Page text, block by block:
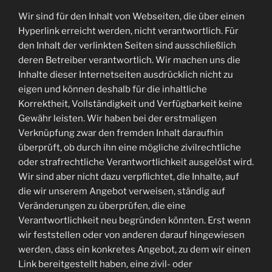
Wir sind für den Inhalt von Webseiten, die über einen
Hyperlink erreicht werden, nicht verantwortlich. Für
den Inhalt der verlinkten Seiten sind ausschließlich
deren Betreiber verantwortlich. Wir machen uns die
Inhalte dieser Internetseiten ausdrücklich nicht zu
eigen und können deshalb für die inhaltliche
Korrektheit, Vollständigkeit und Verfügbarkeit keine
Gewähr leisten. Wir haben bei der erstmaligen
Verknüpfung zwar den fremden Inhalt daraufhin
überprüft, ob durch ihn eine mögliche zivilrechtliche
oder strafrechtliche Verantwortlichkeit ausgelöst wird.
Wir sind aber nicht dazu verpflichtet, die Inhalte, auf
die wir unserem Angebot verweisen, ständig auf
Veränderungen zu überprüfen, die eine
Verantwortlichkeit neu begründen könnten. Erst wenn
wir feststellen oder von anderen darauf hingewiesen
werden, dass ein konkretes Angebot, zu dem wir einen
Link bereitgestellt haben, eine zivil- oder